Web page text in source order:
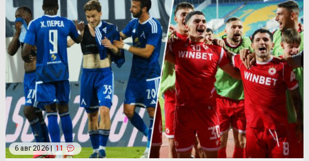
6 авг 2026 | 11